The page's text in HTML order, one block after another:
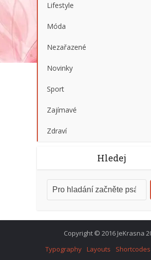
Lifestyle
Móda
Nezařazené
Novinky
Sport
Zajímavé
Zdraví
Hledej
Copyright © 2016 JeKrasna
Typography
Layouts Shortcodes